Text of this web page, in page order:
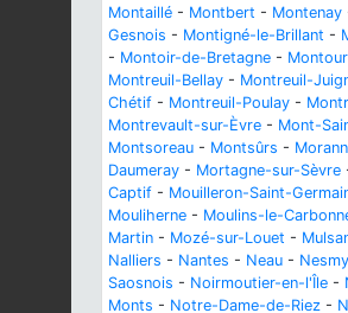
Montaillé - Montbert - Montenay
Gesnois - Montigné-le-Brillant -
- Montoir-de-Bretagne -
Montreuil-Bellay - Montreuil-
Chétif - Montreuil-Poulay -
Montrevault-sur-Èvre - Mont-
Montsoreau - Montsûrs -
Daumeray - Mortagne-sur-Sèvre
Captif - Mouilleron-Saint-
Mouliherne - Moulins-le-
Martin - Mozé-sur-Louet -
Nalliers - Nantes - Neau - Nesmy
Saosnois - Noirmoutier-en-l'Île -
Monts - Notre-Dame-de-Riez -